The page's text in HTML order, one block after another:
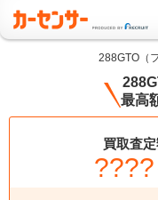
288GTO（
最高
買取査
????